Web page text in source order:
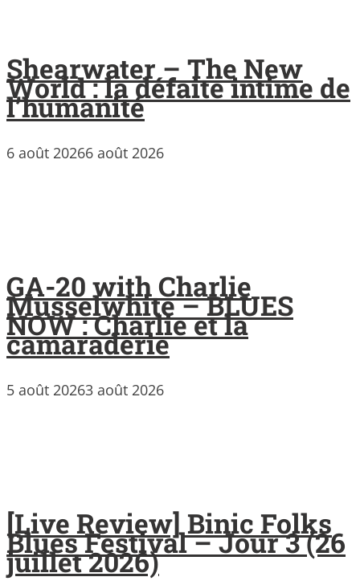
Shearwater – The New
World : la défaite intime de
l’humanité
6 août 20266 août 2026
GA-20 with Charlie
Musselwhite – BLUES
NOW : Charlie et la
camaraderie
5 août 20263 août 2026
[Live Review] Binic Folks
Blues Festival – Jour 3 (26
juillet 2026)